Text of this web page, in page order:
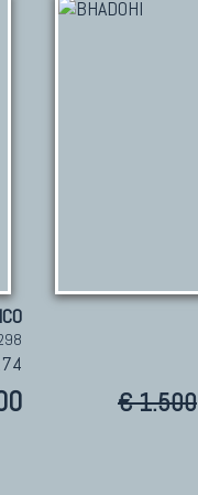
€ 1.500